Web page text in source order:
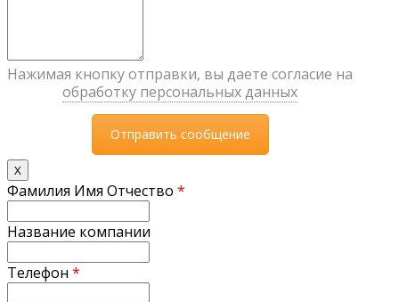
Нажимая кнопку отправки, вы даете согласие на
обработку персональных данных
X
Фамилия Имя Отчество *
Название компании
Телефон *